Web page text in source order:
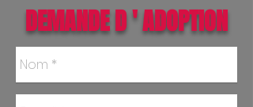
DEMANDE D ' ADOPTION